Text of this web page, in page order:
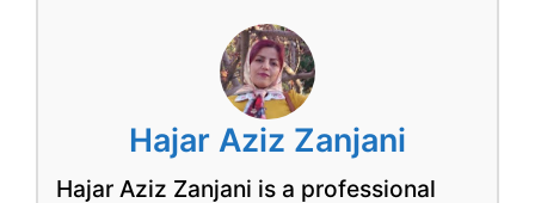
Hajar Aziz Zanjani
Hajar Aziz Zanjani is a professional